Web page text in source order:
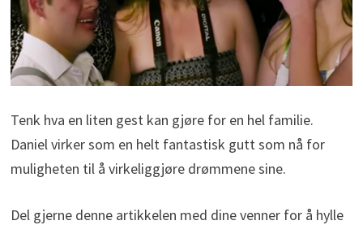
Tenk hva en liten gest kan gjøre for en hel familie.
Daniel virker som en helt fantastisk gutt som nå for
muligheten til å virkeliggjøre drømmene sine.
Del gjerne denne artikkelen med dine venner for å hylle